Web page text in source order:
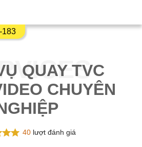
183
QUAY TVC
CHUYÊN
40lượt đánh giá